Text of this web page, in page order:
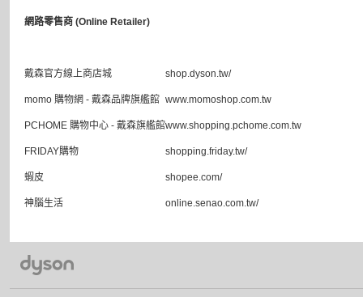
網路零售商 (Online Retailer)
戴森官方線上商店城 shop.dyson.tw/
momo 購物網 - 戴森品牌旗艦館 www.momoshop.com.tw
PCHOME 購物中心 - 戴森旗艦館www.shopping.pchome.com.tw
FRIDAY購物 shopping.friday.tw/
蝦皮 shopee.com/
神腦生活 online.senao.com.tw/